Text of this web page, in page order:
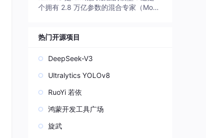
面向任务泛化的系统设计，H3 在预训练
模态指令。
个拥有 2.8 万亿参数的混合专家（Mo
热门开源项目
DeepSeek-V3
Ultralytics YOLOv8
RuoYi 若依
鸿蒙开发工具广场
旋武